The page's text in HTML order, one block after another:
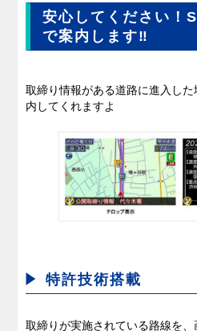
安心してください！
で案内します‼
取締り情報がある道路に進入し
内してくれますよ
特許技術搭載
取締りが実施されている路線を